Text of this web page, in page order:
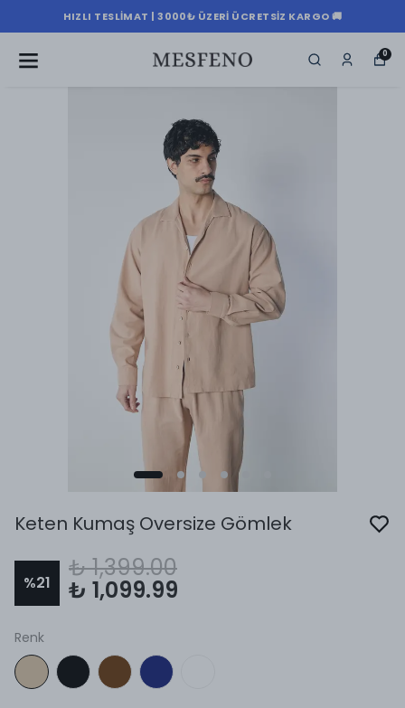
HIZLI TESLIMAT | 3000₺ ÜZERI ÜCRETSIZ KARGO 🚚
0
Keten Kumaş Oversize Gömlek
%21
₺ 1,399.00
₺ 1,099.99
Renk